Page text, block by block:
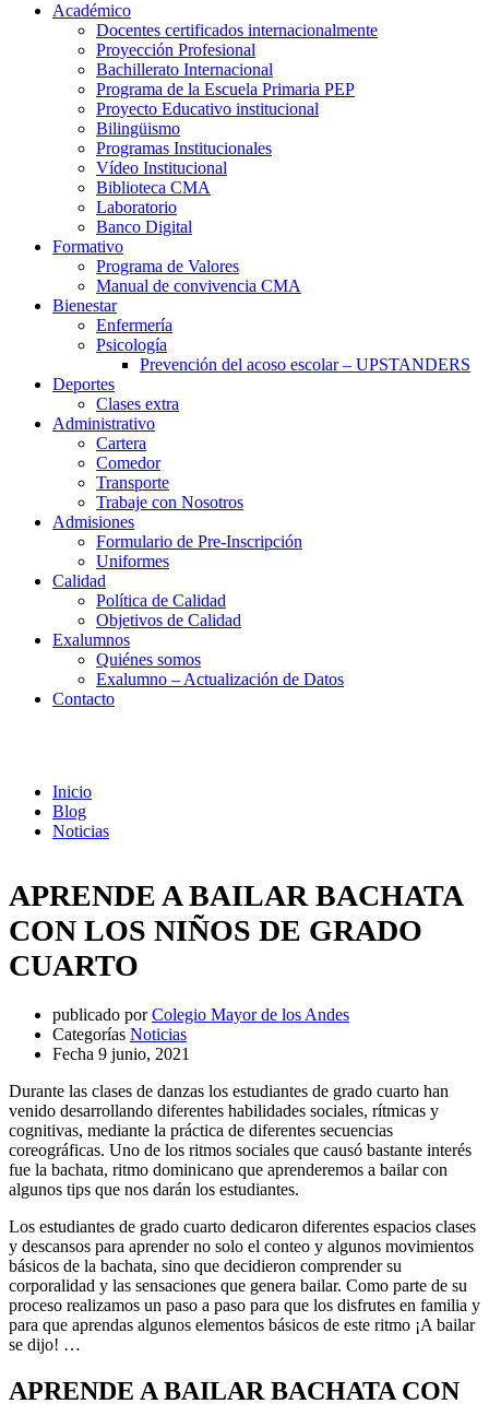
Académico
Docentes certificados internacionalmente
Proyección Profesional
Bachillerato Internacional
Programa de la Escuela Primaria PEP
Proyecto Educativo institucional
Bilingüismo
Programas Institucionales
Vídeo Institucional
Biblioteca CMA
Laboratorio
Banco Digital
Formativo
Programa de Valores
Manual de convivencia CMA
Bienestar
Enfermería
Psicología
Prevención del acoso escolar – UPSTANDERS
Deportes
Clases extra
Administrativo
Cartera
Comedor
Transporte
Trabaje con Nosotros
Admisiones
Formulario de Pre-Inscripción
Uniformes
Calidad
Política de Calidad
Objetivos de Calidad
Exalumnos
Quiénes somos
Exalumno – Actualización de Datos
Contacto
Inicio
Blog
Noticias
APRENDE A BAILAR BACHATA
CON LOS NIÑOS DE GRADO
CUARTO
publicado por Colegio Mayor de los Andes
Categorías Noticias
Fecha 9 junio, 2021
Durante las clases de danzas los estudiantes de grado cuarto han
venido desarrollando diferentes habilidades sociales, rítmicas y
cognitivas, mediante la práctica de diferentes secuencias
coreográficas. Uno de los ritmos sociales que causó bastante interés
fue la bachata, ritmo dominicano que aprenderemos a bailar con
algunos tips que nos darán los estudiantes.
Los estudiantes de grado cuarto dedicaron diferentes espacios clases
y descansos para aprender no solo el conteo y algunos movimientos
básicos de la bachata, sino que decidieron comprender su
corporalidad y las sensaciones que genera bailar. Como parte de su
proceso realizamos un paso a paso para que los disfrutes en familia y
para que aprendas algunos elementos básicos de este ritmo ¡A bailar
se dijo! …
APRENDE A BAILAR BACHATA CON